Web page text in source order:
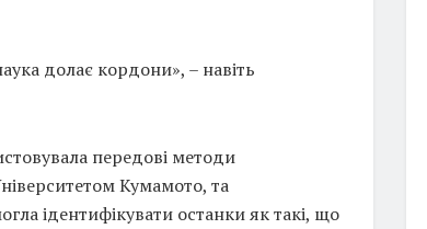
долає кордони», – навіть
передові методи
Кумамото, та
ідентифікувати останки як такі, що